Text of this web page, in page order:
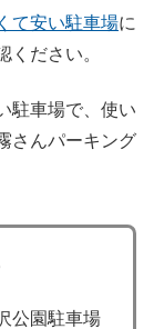
て安い駐車場に
ください。
駐車場で、使い
さんパーキング
公園駐車場